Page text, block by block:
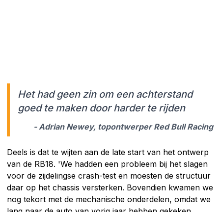
Het had geen zin om een achterstand
goed te maken door harder te rijden
- Adrian Newey, topontwerper Red Bull Racing
Deels is dat te wijten aan de late start van het ontwerp
van de RB18. 'We hadden een probleem bij het slagen
voor de zijdelingse crash-test en moesten de structuur
daar op het chassis versterken. Bovendien kwamen we
nog tekort met de mechanische onderdelen, omdat we